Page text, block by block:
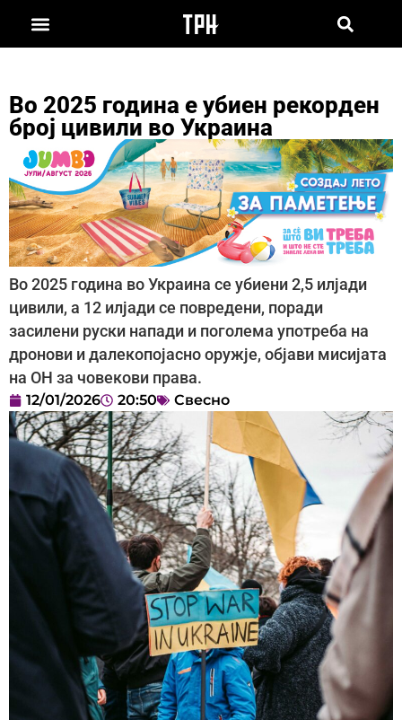
Во 2025 година е убиен рекорден
број цивили во Украина
Во 2025 година во Украина се убиени 2,5 илјади
цивили, а 12 илјади се повредени, поради
засилени руски напади и поголема употреба на
дронови и далекопојасно оружје, објави мисијата
на ОН за човекови права.
12/01/2026 20:50 Свесно